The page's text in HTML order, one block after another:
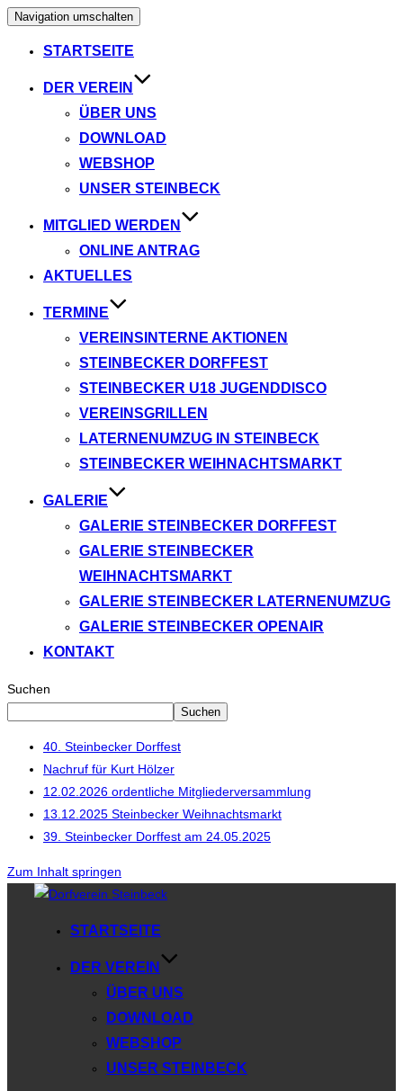
Navigation umschalten
STARTSEITE
DER VEREIN
ÜBER UNS
DOWNLOAD
WEBSHOP
UNSER STEINBECK
MITGLIED WERDEN
ONLINE ANTRAG
AKTUELLES
TERMINE
VEREINSINTERNE AKTIONEN
STEINBECKER DORFFEST
STEINBECKER U18 JUGENDDISCO
VEREINSGRILLEN
LATERNENUMZUG IN STEINBECK
STEINBECKER WEIHNACHTSMARKT
GALERIE
GALERIE STEINBECKER DORFFEST
GALERIE STEINBECKER
WEIHNACHTSMARKT
GALERIE STEINBECKER LATERNENUMZUG
GALERIE STEINBECKER OPENAIR
KONTAKT
Suchen
Suchen
40. Steinbecker Dorffest
Nachruf für Kurt Hölzer
12.02.2026 ordentliche Mitgliederversammlung
13.12.2025 Steinbecker Weihnachtsmarkt
39. Steinbecker Dorffest am 24.05.2025
Zum Inhalt springen
STARTSEITE
DER VEREIN
ÜBER UNS
DOWNLOAD
WEBSHOP
UNSER STEINBECK